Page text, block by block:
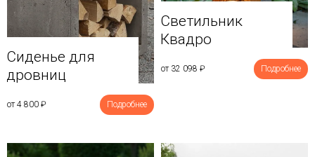
Сиденье для
дровниц
от 4 800 ₽ Подробнее
Светильник
Квадро
от 32 098 ₽ Подробнее